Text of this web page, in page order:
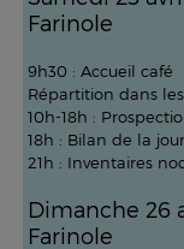
Farinole
9h30 : Accueil café
Répartition dans
10h-18h :
18h : Bilan de la
21h : Inventaires
Dimanche 26
Farinole